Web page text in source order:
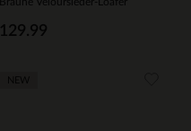
129.99